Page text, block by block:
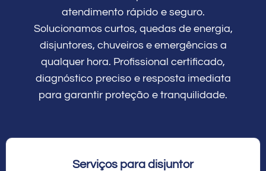
atendimento rápido e seguro.
Solucionamos curtos, quedas de energia,
disjuntores, chuveiros e emergências a
qualquer hora. Profissional certificado,
diagnóstico preciso e resposta imediata
para garantir proteção e tranquilidade.
Serviços para disjuntor